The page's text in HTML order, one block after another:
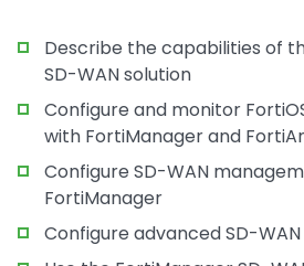
Describe the capabilities of
SD-WAN solution
Configure and monitor
with FortiManager and
Configure SD-WAN
FortiManager
Configure advanced SD-